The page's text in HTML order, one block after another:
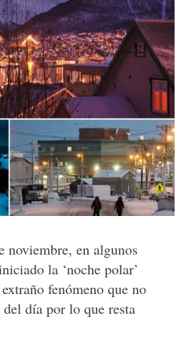
noviembre, en algunos
la ‘noche polar’
fenómeno que no
día por lo que resta